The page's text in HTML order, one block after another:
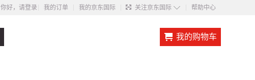
你好，请登录 我的订单 我的京东国际 关注京东国际 ◇ 帮助中心
我的购物车